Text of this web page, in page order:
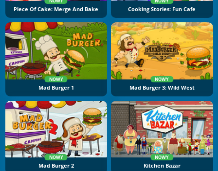
Piece Of Cake: Merge And Bake Cooking Stories: Fun Cafe
NOWY
Mad Burger 1
NOWY
Mad Burger 3: Wild West
NOWY
Mad Burger 2
NOWY
Kitchen Bazar